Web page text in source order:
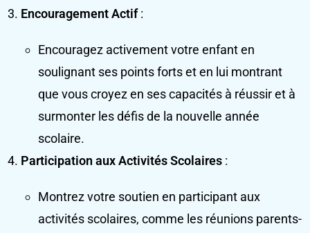
Encouragement Actif:
Encouragez activement votre enfant en
soulignant ses points forts et en lui montrant
que vous croyez en ses capacités à réussir et à
surmonter les défis de la nouvelle année
scolaire.
Participation aux Activités Scolaires :
Montrez votre soutien en participant aux
activités scolaires, comme les réunions parents-